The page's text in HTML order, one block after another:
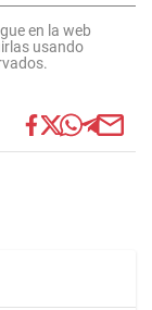
en la web
usando